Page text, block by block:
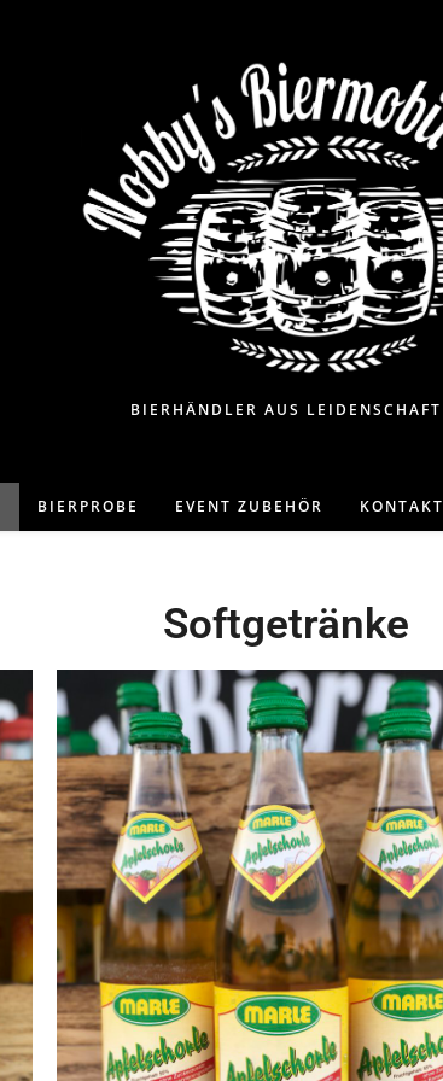
BIERHÄNDLER AUS LEIDENSCHAFT
BIERPROBE EVENT ZUBEHÖR KONTAKT
Softgetränke